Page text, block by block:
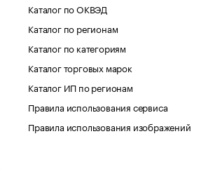
Каталог по ОКВЭД
Каталог по регионам
Каталог по категориям
Каталог торговых марок
Каталог ИП по регионам
Правила использования сервиса
Правила использования изображений